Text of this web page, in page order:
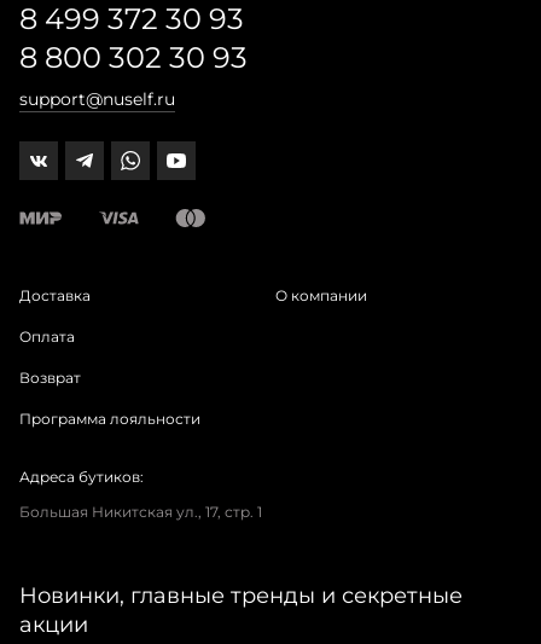
8 499 372 30 93
8 800 302 30 93
support@nuself.ru
Доставка
Оплата
Возврат
Программа лояльности
О компании
Адреса бутиков:
Большая Никитская ул., 17, стр. 1
Новинки, главные тренды и секретные
акции